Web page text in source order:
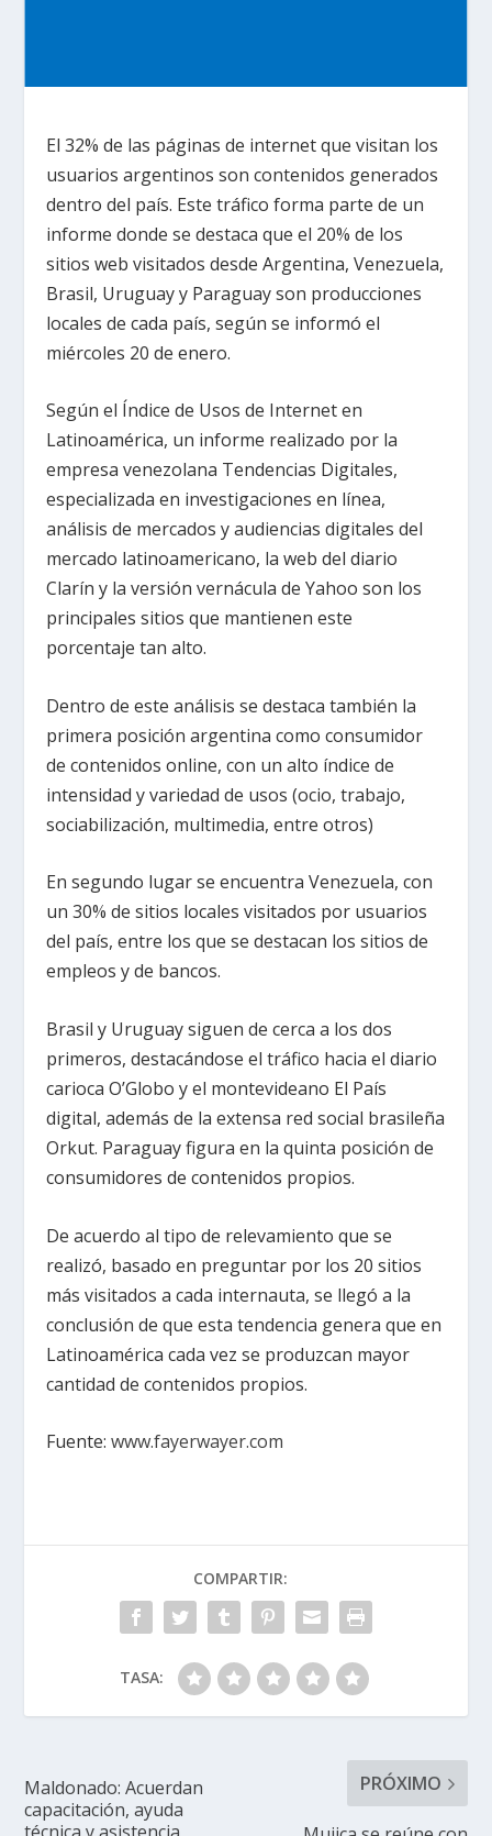
El 32% de las páginas de internet que visitan los
usuarios argentinos son contenidos generados
dentro del país. Este tráfico forma parte de un
informe donde se destaca que el 20% de los
sitios web visitados desde Argentina, Venezuela,
Brasil, Uruguay y Paraguay son producciones
locales de cada país, según se informó el
miércoles 20 de enero.
Según el Índice de Usos de Internet en
Latinoamérica, un informe realizado por la
empresa venezolana Tendencias Digitales,
especializada en investigaciones en línea,
análisis de mercados y audiencias digitales del
mercado latinoamericano, la web del diario
Clarín y la versión vernácula de Yahoo son los
principales sitios que mantienen este
porcentaje tan alto.
Dentro de este análisis se destaca también la
primera posición argentina como consumidor
de contenidos online, con un alto índice de
intensidad y variedad de usos (ocio, trabajo,
sociabilización, multimedia, entre otros)
En segundo lugar se encuentra Venezuela, con
un 30% de sitios locales visitados por usuarios
del país, entre los que se destacan los sitios de
empleos y de bancos.
Brasil y Uruguay siguen de cerca a los dos
primeros, destacándose el tráfico hacia el diario
carioca O’Globo y el montevideano El País
digital, además de la extensa red social brasileña
Orkut. Paraguay figura en la quinta posición de
consumidores de contenidos propios.
De acuerdo al tipo de relevamiento que se
realizó, basado en preguntar por los 20 sitios
más visitados a cada internauta, se llegó a la
conclusión de que esta tendencia genera que en
Latinoamérica cada vez se produzcan mayor
cantidad de contenidos propios.
Fuente:www.fayerwayer.com
COMPARTIR:
TASA:
Maldonado: Acuerdan
capacitación, ayuda
PRÓXIMO